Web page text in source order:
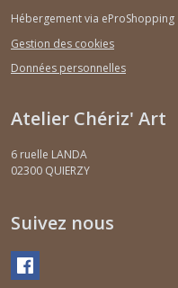
Hébergement via eProShopping
Gestion des cookies
Données personnelles
Atelier Chériz' Art
6 ruelle LANDA
02300 QUIERZY
Suivez nous